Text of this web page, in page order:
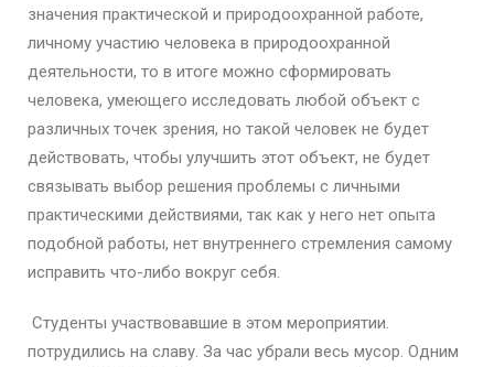
значения практической и природоохранной работе,
личному участию человека в природоохранной
деятельности, то в итоге можно сформировать
человека, умеющего исследовать любой объект с
различных точек зрения, но такой человек не будет
действовать, чтобы улучшить этот объект, не будет
связывать выбор решения проблемы с личными
практическими действиями, так как у него нет опыта
подобной работы, нет внутреннего стремления самому
исправить что-либо вокруг себя.
Студенты участвовавшие в этом мероприятии.
потрудились на славу. За час убрали весь мусор. Одним